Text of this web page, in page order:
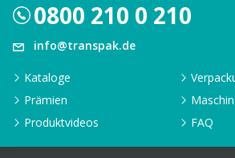
0800 210 0 210
info@transpak.de
Kataloge
Prämien
Produktvideos
FAQ